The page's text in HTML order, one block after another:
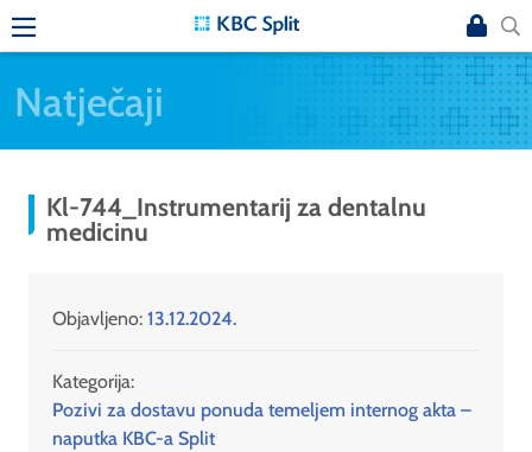
Natječaji
Kl-744_Instrumentarij za dentalnu
medicinu
Objavljeno: 13.12.2024.
Kategorija:
Pozivi za dostavu ponuda temeljem internog akta –
naputka KBC-a Split